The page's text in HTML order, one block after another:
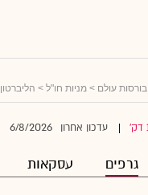
בורסות עולם > מניות חו"ל > הליברטון
עדכון אחרון 6/8/2026
גרפים עסקאות